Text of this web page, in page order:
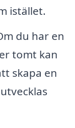
istället.
du har en
tomt kan
skapa en